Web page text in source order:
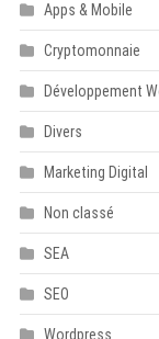
Apps & Mobile
Cryptomonnaie
Développement
Divers
Marketing Digital
Non classé
SEA
SEO
Wordpress